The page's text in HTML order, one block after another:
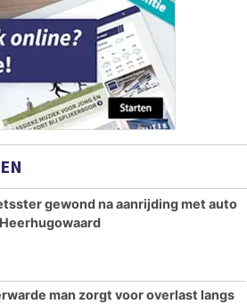
gewond na aanrijding met auto
man zorgt voor overlast langs